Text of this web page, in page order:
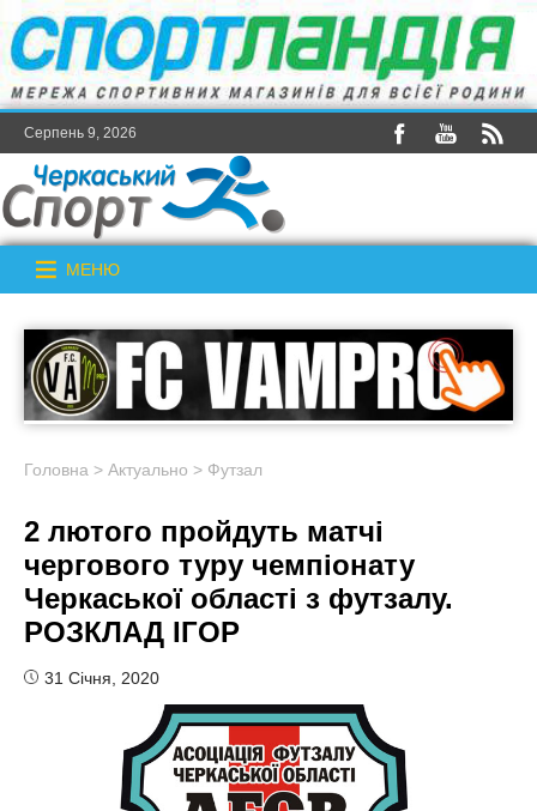
Серпень 9, 2026
МЕНЮ
Головна > Актуально > Футзал
2 лютого пройдуть матчі
чергового туру чемпіонату
Черкаської області з футзалу.
РОЗКЛАД ІГОР
31 Січня, 2020